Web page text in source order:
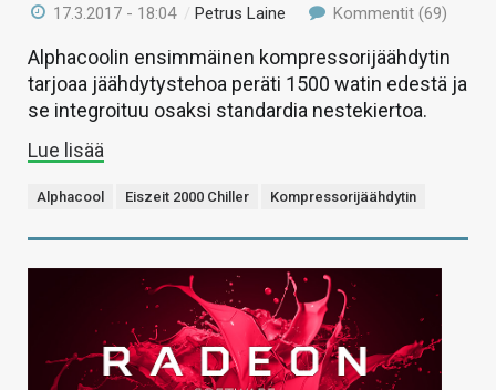
17.3.2017 - 18:04 /Petrus Laine Kommentit (69)
Alphacoolin ensimmäinen kompressorijäähdytin
tarjoaa jäähdytystehoa peräti 1500 watin edestä ja
se integroituu osaksi standardia nestekiertoa.
Lue lisää
Alphacool Eiszeit 2000 Chiller Kompressorijäähdytin